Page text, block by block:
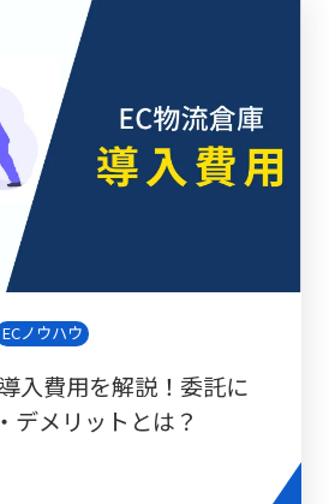
ECノウハウ
入費用を解説！委託に
デメリットとは？